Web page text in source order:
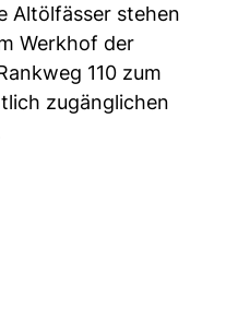
Altölfässer stehen
Werkhof der
110 zum
zugänglichen